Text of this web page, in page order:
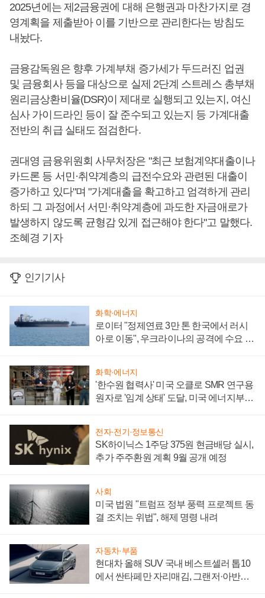
2025년에는 제2금융권에 대해 은행권과 마찬가지로 경
영계획을 제출받아 이를 기반으로 관리한다는 방침도
내놨다.
금융감독원은 향후 가계부채 증가세가 두드러진 업권
및 금융회사 등을 대상으로 실제 2단계 스트레스 총부채
원리금상환비율(DSR)이 제대로 실행되고 있는지, 여신
심사 가이드라인 등이 잘 준수되고 있는지 등 가계대출
전반의 취급 실태도 점검한다.
권대영 금융위원회 사무처장은 "최근 보험계약대출이나
카드론 등 서민·취약계층의 급전수요와 관련된 대출이
증가하고 있다"며 "가계대출을 확고하고 엄격하게 관리
하되 그 과정에서 서민·취약계층에 과도한 자금애로가
발생하지 않도록 균형감 있게 접근해야 한다"고 말했다.
조혜경 기자
인기기사
화학·에너지
로이터 "정제연료 3만 톤 한국에서 러시
아로 이동", 우크라이나의 공격에 수요 늘
화학·에너지
'한수원 협력사' 미국 오클로 SMR 연구용
원자로 '임계 상태' 도달, 미국 에너지부
전자·전기·정보통신
SK하이닉스 1주당 375원 현금배당 실시,
추가 주주환원 계획 9월 공개 예정
사회
미국 법원 "트럼프 정부 풍력 프로젝트 동
결 조치는 위법", 해제 명령 내려
자동차·부품
현대차 올해 SUV 국내 베스트셀러 톱10
에서 싼타페만 자리매김, 그랜저·아반떼